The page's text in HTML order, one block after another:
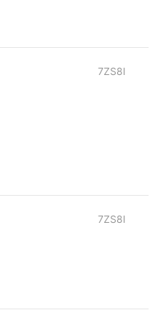
7ZS8I
7ZS8I